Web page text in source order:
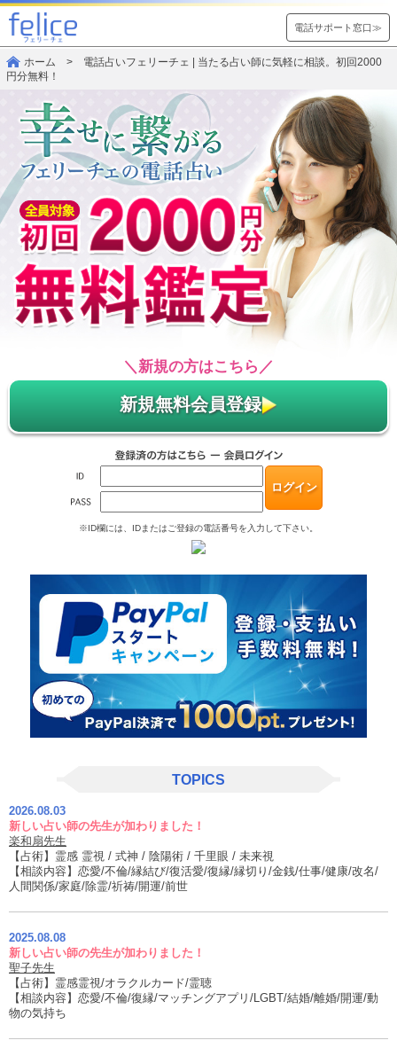
電話サポート窓口≫
ホーム > 電話占いフェリーチェ | 当たる占い師に気軽に相談。初回2000
円分無料！
＼新規の方はこちら／
新規無料会員登録
※ID欄には、IDまたはご登録の電話番号を入力して下さい。
TOPICS
2026.08.03
新しい占い師の先生が加わりました！
楽和扇先生
【占術】霊感 霊視 / 式神 / 陰陽術 / 千里眼 / 未来視
【相談内容】恋愛/不倫/縁結び/復活愛/復縁/縁切り/金銭/仕事/健康/改名/
人間関係/家庭/除霊/祈祷/開運/前世
2025.08.08
新しい占い師の先生が加わりました！
聖子先生
【占術】霊感霊視/オラクルカード/霊聴
【相談内容】恋愛/不倫/復縁/マッチングアプリ/LGBT/結婚/離婚/開運/動
物の気持ち